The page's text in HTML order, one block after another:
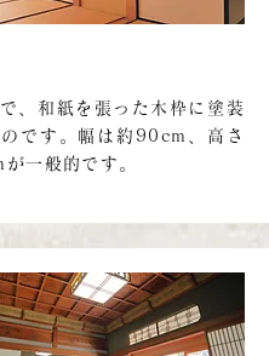
、和紙を張った木枠に塗装
です。幅は約90cm、高さ
一般的です。